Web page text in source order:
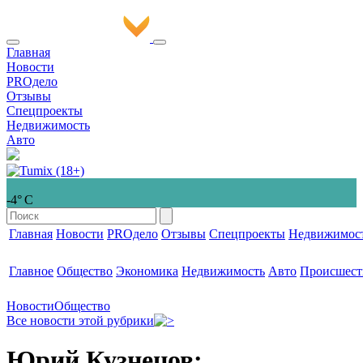
Главная
Новости
PROдело
Отзывы
Спецпроекты
Недвижимость
Авто
-4° С
Главная Новости PROдело Отзывы Спецпроекты
Главное Общество Экономика Недвижимость Авто
НовостиОбщество
Все новости этой рубрики